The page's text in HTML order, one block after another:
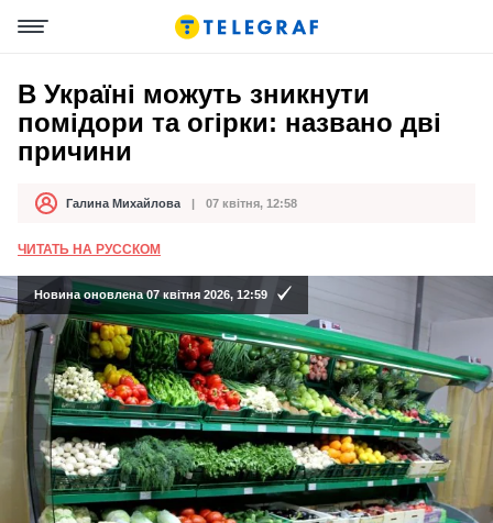
В Україні можуть зникнути
помідори та огірки: названо дві
причини
АвторГалина Михайлова
Дата публікації 07 квітня, 12:58
ЧИТАТЬ НА РУССКОМ
Новина оновлена 07 квітня 2026, 12:59